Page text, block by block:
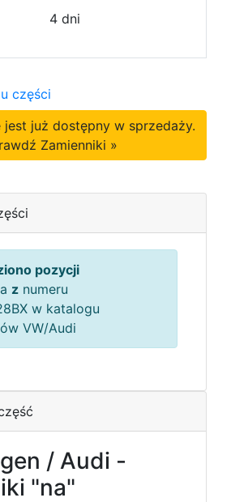
4 dni
części
jest już dostępny w sprzedaży.
Zamienniki »
pozycji
z numeru
w katalogu
VW/Audi
/ Audi -
"na"